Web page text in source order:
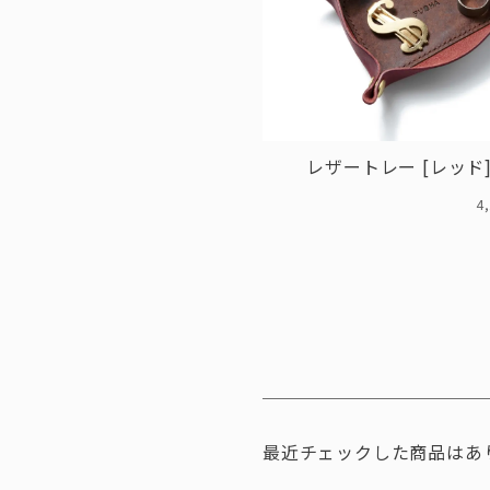
レザートレー [レッ
最近チェックした商品はあ